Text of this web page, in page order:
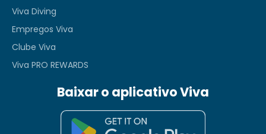
Viva Diving
Empregos Viva
Clube Viva
Viva PRO REWARDS
Baixar o aplicativo Viva